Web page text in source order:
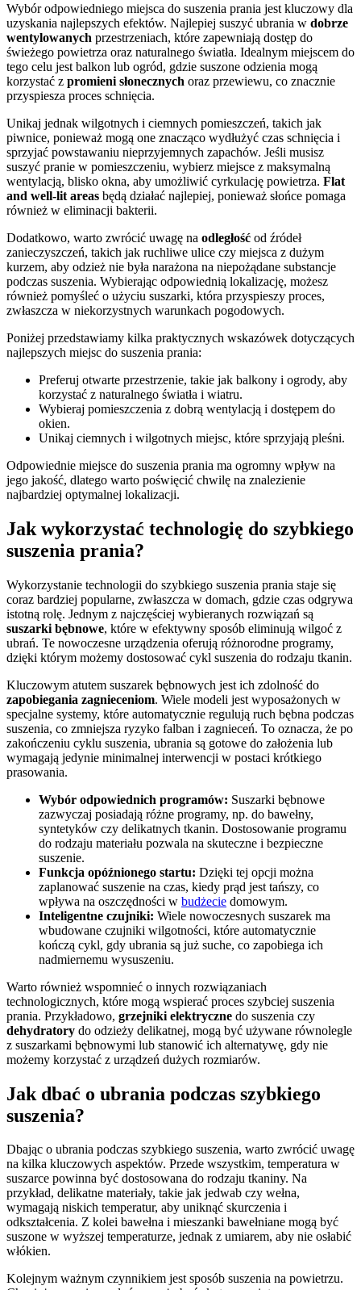
Wybór odpowiedniego miejsca do suszenia prania jest kluczowy dla
uzyskania najlepszych efektów. Najlepiej suszyć ubrania w dobrze
wentylowanych przestrzeniach, które zapewniają dostęp do
świeżego powietrza oraz naturalnego światła. Idealnym miejscem do
tego celu jest balkon lub ogród, gdzie suszone odzienia mogą
korzystać z promieni słonecznych oraz przewiewu, co znacznie
przyspiesza proces schnięcia.
Unikaj jednak wilgotnych i ciemnych pomieszczeń, takich jak
piwnice, ponieważ mogą one znacząco wydłużyć czas schnięcia i
sprzyjać powstawaniu nieprzyjemnych zapachów. Jeśli musisz
suszyć pranie w pomieszczeniu, wybierz miejsce z maksymalną
wentylacją, blisko okna, aby umożliwić cyrkulację powietrza. Flat
and well-lit areas będą działać najlepiej, ponieważ słońce pomaga
również w eliminacji bakterii.
Dodatkowo, warto zwrócić uwagę na odległość od źródeł
zanieczyszczeń, takich jak ruchliwe ulice czy miejsca z dużym
kurzem, aby odzież nie była narażona na niepożądane substancje
podczas suszenia. Wybierając odpowiednią lokalizację, możesz
również pomyśleć o użyciu suszarki, która przyspieszy proces,
zwłaszcza w niekorzystnych warunkach pogodowych.
Poniżej przedstawiamy kilka praktycznych wskazówek dotyczących
najlepszych miejsc do suszenia prania:
Preferuj otwarte przestrzenie, takie jak balkony i ogrody, aby
korzystać z naturalnego światła i wiatru.
Wybieraj pomieszczenia z dobrą wentylacją i dostępem do
okien.
Unikaj ciemnych i wilgotnych miejsc, które sprzyjają pleśni.
Odpowiednie miejsce do suszenia prania ma ogromny wpływ na
jego jakość, dlatego warto poświęcić chwilę na znalezienie
najbardziej optymalnej lokalizacji.
Jak wykorzystać technologię do szybkiego
suszenia prania?
Wykorzystanie technologii do szybkiego suszenia prania staje się
coraz bardziej popularne, zwłaszcza w domach, gdzie czas odgrywa
istotną rolę. Jednym z najczęściej wybieranych rozwiązań są
suszarki bębnowe, które w efektywny sposób eliminują wilgoć z
ubrań. Te nowoczesne urządzenia oferują różnorodne programy,
dzięki którym możemy dostosować cykl suszenia do rodzaju tkanin.
Kluczowym atutem suszarek bębnowych jest ich zdolność do
zapobiegania zagnieceniom. Wiele modeli jest wyposażonych w
specjalne systemy, które automatycznie regulują ruch bębna podczas
suszenia, co zmniejsza ryzyko falban i zagnieceń. To oznacza, że po
zakończeniu cyklu suszenia, ubrania są gotowe do założenia lub
wymagają jedynie minimalnej interwencji w postaci krótkiego
prasowania.
Wybór odpowiednich programów: Suszarki bębnowe
zazwyczaj posiadają różne programy, np. do bawełny,
syntetyków czy delikatnych tkanin. Dostosowanie programu
do rodzaju materiału pozwala na skuteczne i bezpieczne
suszenie.
Funkcja opóźnionego startu: Dzięki tej opcji można
zaplanować suszenie na czas, kiedy prąd jest tańszy, co
wpływa na oszczędności w budżecie domowym.
Inteligentne czujniki: Wiele nowoczesnych suszarek ma
wbudowane czujniki wilgotności, które automatycznie
kończą cykl, gdy ubrania są już suche, co zapobiega ich
nadmiernemu wysuszeniu.
Warto również wspomnieć o innych rozwiązaniach
technologicznych, które mogą wspierać proces szybciej suszenia
prania. Przykładowo, grzejniki elektryczne do suszenia czy
dehydratory do odzieży delikatnej, mogą być używane równolegle
z suszarkami bębnowymi lub stanowić ich alternatywę, gdy nie
możemy korzystać z urządzeń dużych rozmiarów.
Jak dbać o ubrania podczas szybkiego
suszenia?
Dbając o ubrania podczas szybkiego suszenia, warto zwrócić uwagę
na kilka kluczowych aspektów. Przede wszystkim, temperatura w
suszarce powinna być dostosowana do rodzaju tkaniny. Na
przykład, delikatne materiały, takie jak jedwab czy wełna,
wymagają niskich temperatur, aby uniknąć skurczenia i
odkształcenia. Z kolei bawełna i mieszanki bawełniane mogą być
suszone w wyższej temperaturze, jednak z umiarem, aby nie osłabić
włókien.
Kolejnym ważnym czynnikiem jest sposób suszenia na powietrzu.